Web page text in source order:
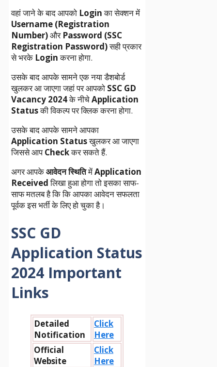
वहां जाने के बाद आपको Loginका सेक्शन में
Username (Registration
Number)औरPassword (SSC
Registration Password)सही प्रकार
से भरके Loginकरना होगा.
उसके बाद आपके सामने एक नया डैशबोर्ड
खुलकर आ जाएगा जहां पर आपको SSC GD
Vacancy 2024के नीचेApplication
Statusकी विकल्प पर क्लिक करना होगा.
उसके बाद आपके सामने आपका
Application Statusखुलकर आ जाएगा
जिससे आपCheckकर सकते हैं.
अगर आपकेआवेदन स्थितिमेंApplication
Receivedलिखा हुआ होगा तो इसका साफ-
साफ मतलब है कि कि आपका आवेदन सफलता
पूर्वक इस भर्ती के लिए हो चुका है।
SSC GD
Application Status
2024 Important
Links
Detailed
Notification
Click
Here
Official
Website
Click
Here